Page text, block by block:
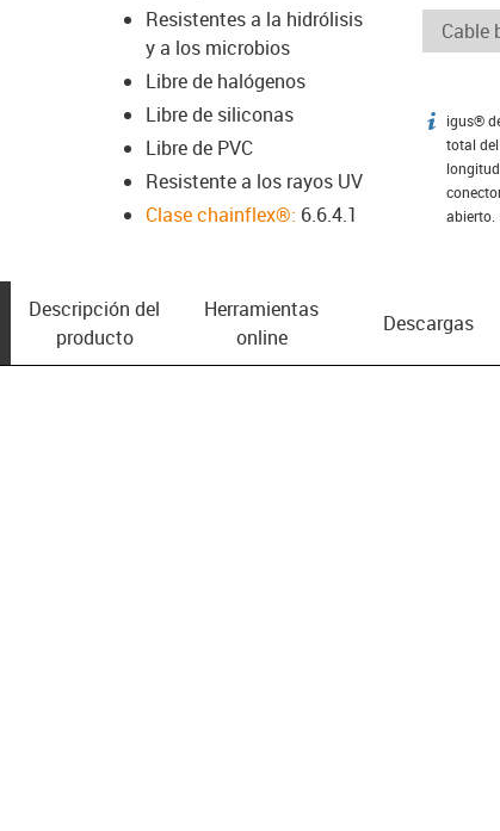
Resistentes a la hidrólisis
y a los microbios
Libre de halógenos
Libre de siliconas
Libre de PVC
Resistente a los rayos UV
Clase chainflex®: 6.6.4.1
igus-igus®
total
abierto.
Descripción del
producto
Herramientas
online
Descargas